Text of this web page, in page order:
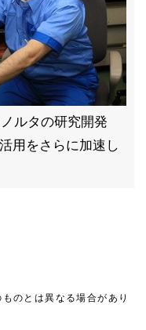
ルタの研究開発
用をさらに加速し
のとは異なる場合があり